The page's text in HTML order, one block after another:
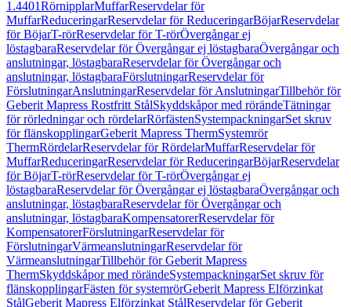
1.4401RörnipplarMuffarReservdelar för
MuffarReduceringarReservdelar för ReduceringarBöjarReservdelar
för BöjarT-rörReservdelar för T-rörÖvergångar ej
löstagbaraReservdelar för Övergångar ej löstagbaraÖvergångar och
anslutningar, löstagbaraReservdelar för Övergångar och
anslutningar, löstagbaraFörslutningarReservdelar för
FörslutningarAnslutningarReservdelar för AnslutningarTillbehör för
Geberit Mapress Rostfritt StålSkyddskåpor med rörändeTätningar
för rörledningar och rördelarRörfästenSystempackningarSet skruv
för flänskopplingarGeberit Mapress ThermSystemrör
ThermRördelarReservdelar för RördelarMuffarReservdelar för
MuffarReduceringarReservdelar för ReduceringarBöjarReservdelar
för BöjarT-rörReservdelar för T-rörÖvergångar ej
löstagbaraReservdelar för Övergångar ej löstagbaraÖvergångar och
anslutningar, löstagbaraReservdelar för Övergångar och
anslutningar, löstagbaraKompensatorerReservdelar för
KompensatorerFörslutningarReservdelar för
FörslutningarVärmeanslutningarReservdelar för
VärmeanslutningarTillbehör för Geberit Mapress
ThermSkyddskåpor med rörändeSystempackningarSet skruv för
flänskopplingarFästen för systemrörGeberit Mapress Elförzinkat
StålGeberit Mapress Elförzinkat StålReservdelar för Geberit